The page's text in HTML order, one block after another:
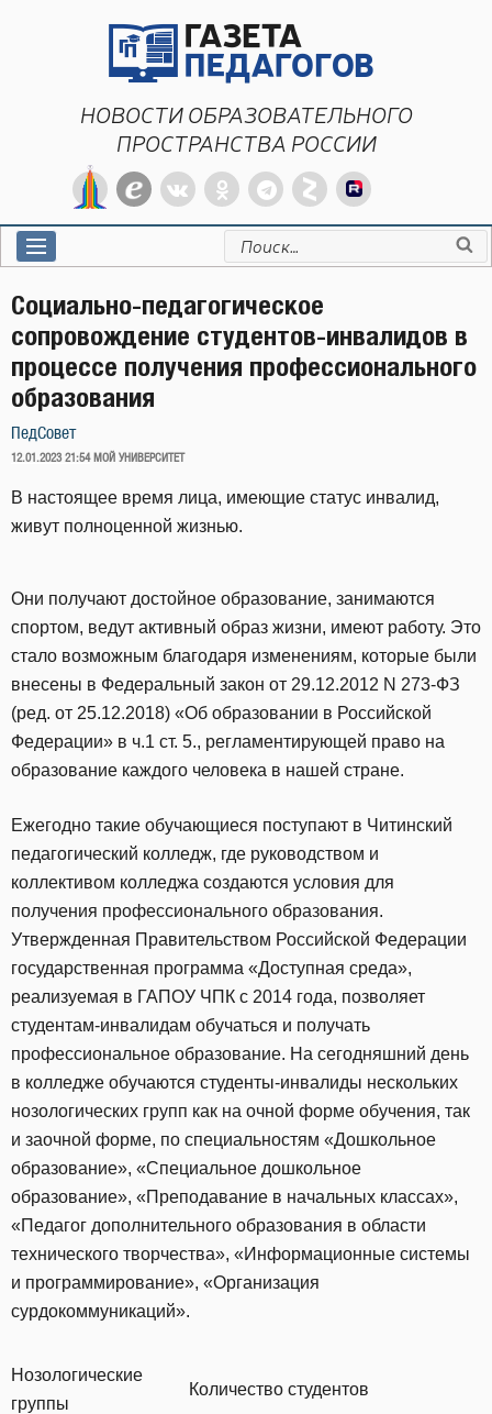
НОВОСТИ ОБРАЗОВАТЕЛЬНОГО
ПРОСТРАНСТВА РОССИИ
Искать:
Социально-педагогическое
сопровождение студентов-инвалидов в
процессе получения профессионального
образования
ПедСовет
ОПУБЛИКОВАНО
12.01.2023 21:54 МОЙ УНИВЕРСИТЕТ
В настоящее время лица, имеющие статус инвалид,
живут полноценной жизнью.
Они получают достойное образование, занимаются
спортом, ведут активный образ жизни, имеют работу. Это
стало возможным благодаря изменениям, которые были
внесены в Федеральный закон от 29.12.2012 N 273-ФЗ
(ред. от 25.12.2018) «Об образовании в Российской
Федерации» в ч.1 ст. 5., регламентирующей право на
образование каждого человека в нашей стране.
Ежегодно такие обучающиеся поступают в Читинский
педагогический колледж, где руководством и
коллективом колледжа создаются условия для
получения профессионального образования.
Утвержденная Правительством Российской Федерации
государственная программа «Доступная среда»,
реализуемая в ГАПОУ ЧПК с 2014 года, позволяет
студентам-инвалидам обучаться и получать
профессиональное образование. На сегодняшний день
в колледже обучаются студенты-инвалиды нескольких
нозологических групп как на очной форме обучения, так
и заочной форме, по специальностям «Дошкольное
образование», «Специальное дошкольное
образование», «Преподавание в начальных классах»,
«Педагог дополнительного образования в области
технического творчества», «Информационные системы
и программирование», «Организация
сурдокоммуникаций».
Нозологические
группы
Количество студентов